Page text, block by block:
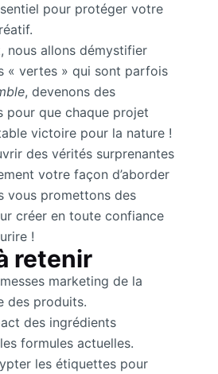
pour protéger votre
nous allons démystifier
« vertes » qui sont parfois
, devenons des
pour que chaque projet
victoire pour la nature !
des vérités surprenantes
votre façon d’aborder
vous promettons des
créer en toute confiance
!
retenir
marketing de la
des produits.
des ingrédients
formules actuelles.
les étiquettes pour